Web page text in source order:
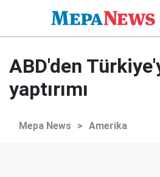
ABD'den
yaptırımı
Mepa News > Amerika